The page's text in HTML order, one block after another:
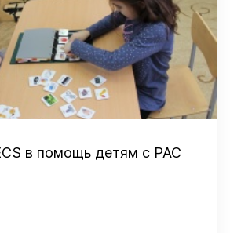
в помощь детям с РАС